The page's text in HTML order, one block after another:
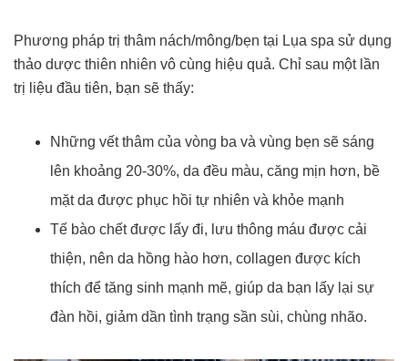
Phương pháp trị thâm nách/mông/bẹn tại Lụa spa sử dụng
thảo dược thiên nhiên vô cùng hiệu quả. Chỉ sau một lần
trị liệu đầu tiên, bạn sẽ thấy:
Những vết thâm của vòng ba và vùng bẹn sẽ sáng
lên khoảng 20-30%, da đều màu, căng mịn hơn, bề
mặt da được phục hồi tự nhiên và khỏe mạnh
Tế bào chết được lấy đi, lưu thông máu được cải
thiện, nên da hồng hào hơn, collagen được kích
thích để tăng sinh mạnh mẽ, giúp da bạn lấy lại sự
đàn hồi, giảm dần tình trạng sần sùi, chùng nhão.